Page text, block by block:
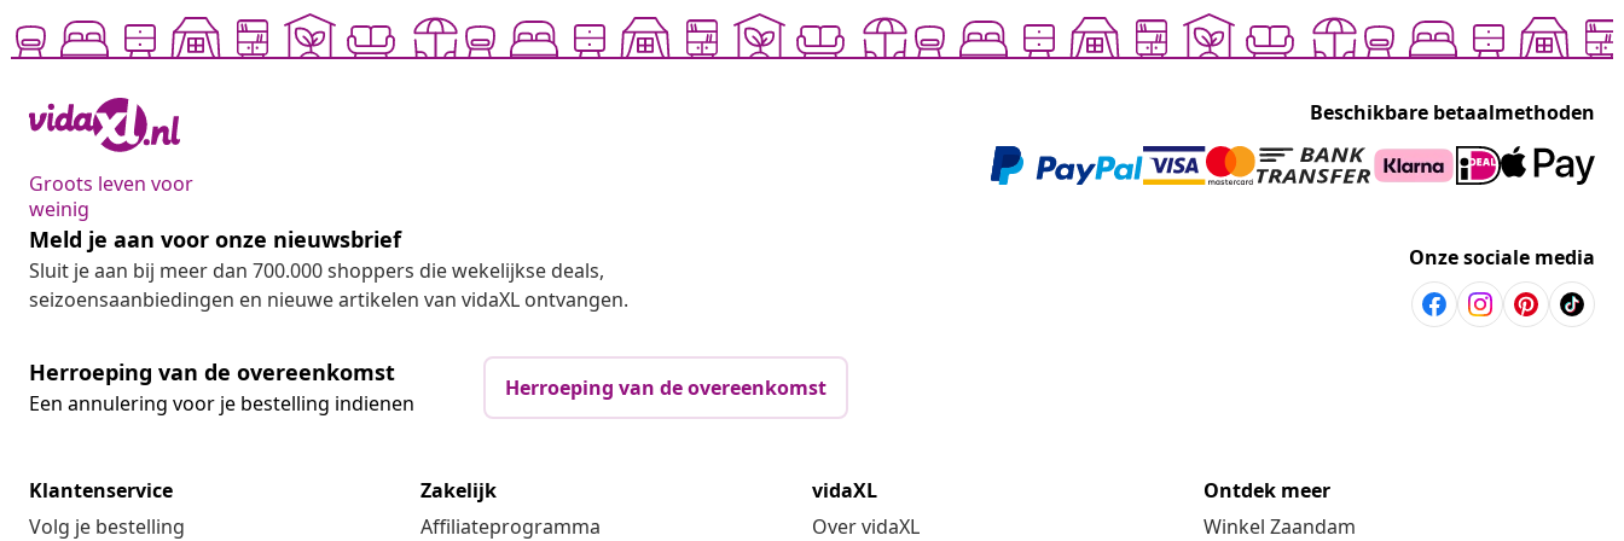
Groots leven voor
weinig
Beschikbare betaalmethoden
Meld je aan voor onze nieuwsbrief
Sluit je aan bij meer dan 700.000 shoppers die wekelijkse deals,
seizoensaanbiedingen en nieuwe artikelen van vidaXL ontvangen.
Onze sociale media
Herroeping van de overeenkomst
Een annulering voor je bestelling indienen
Herroeping van de overeenkomst
Klantenservice
Volg je bestelling
Zakelijk
Affiliateprogramma
vidaXL
Over vidaXL
Ontdek meer
Winkel Zaandam